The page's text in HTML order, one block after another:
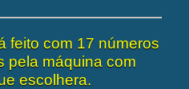
feito com 17 números
pela máquina com
escolhera.